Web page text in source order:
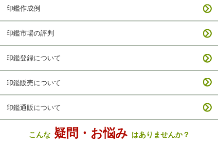
印鑑作成例
印鑑市場の評判
印鑑登録について
印鑑販売について
印鑑通販について
こんな疑問・お悩み はありませんか？